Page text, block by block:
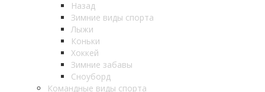
Назад
Зимние виды спорта
Лыжи
Коньки
Хоккей
Зимние забавы
Сноуборд
Командные виды спорта